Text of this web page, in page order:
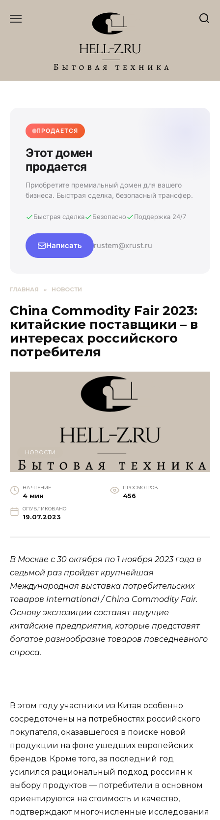
ПРОДАЕТСЯ
Этот домен
продается
Приобретите премиальный домен для вашего
бизнеса. Быстрая сделка, безопасный трансфер.
Быстрая сделка Безопасно Поддержка 24/7
Написать rustem@xrust.ru
ГЛАВНАЯ » НОВОСТИ
China Commodity Fair 2023:
китайские поставщики – в
интересах российского
потребителя
НОВОСТИ
НА ЧТЕНИЕ
4 мин
ПРОСМОТРОВ
456
ОПУБЛИКОВАНО
19.07.2023
В Москве с 30 октября по 1 ноября 2023 года в
седьмой раз пройдет крупнейшая
Международная выставка потребительских
товаров International / China Commodity Fair.
Основу экспозиции составят ведущие
китайские предприятия, которые представят
богатое разнообразие товаров повседневного
спроса.
В этом году участники из Китая особенно
сосредоточены на потребностях российского
покупателя, оказавшегося в поиске новой
продукции на фоне ушедших европейских
брендов. Кроме того, за последний год
усилился рациональный подход россиян к
выбору продуктов — потребители в основном
ориентируются на стоимость и качество,
подтверждают многочисленные исследования